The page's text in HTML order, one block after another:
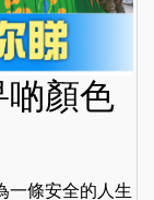
啲顏色
一條安全的人生